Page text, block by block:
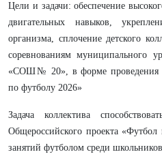
Цели и задачи: обеспечение
двигательных навыков,
организма, сплочение детского
соревнованиям муниципального
«СОШ№ 20», в форме проведения
по футболу 2026»
Задача коллектива
Общероссийского проекта
занятий футболом среди